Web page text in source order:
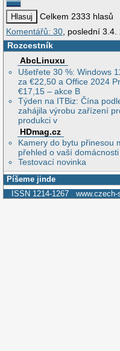
Celkem 2333 hlasů
Komentářů: 30, poslední 3.4.
Rozcestník
AbcLinuxu
Ušetřete 30 %: Windows
za €22,50 a Office 2024
€17,15 – akce B
Týden na ITBiz: Čína
zahájila výrobu zařízení
produkci v
HDmag.cz
Kamery do bytu přinesou
přehled o vaší domácnosti
Testovací novinka
Píšeme jinde
ISSN 1214-1267 www.czech-